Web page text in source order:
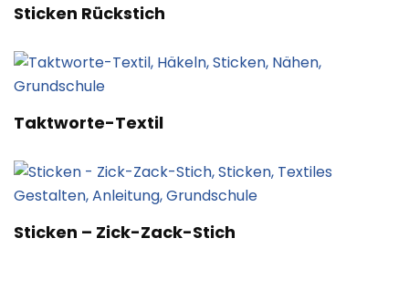
Sticken Rückstich
Taktworte-Textil
Sticken – Zick-Zack-Stich